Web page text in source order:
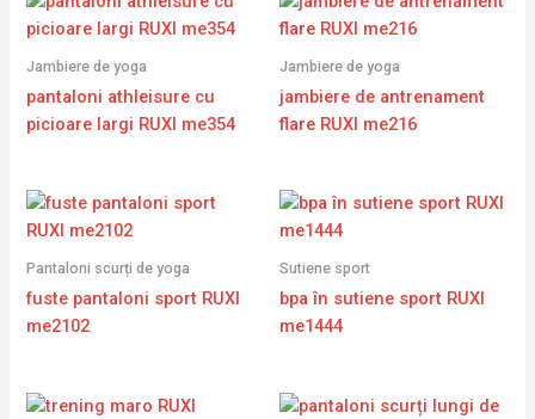
Jambiere de yoga
pantaloni athleisure cu
picioare largi RUXI me354
Jambiere de yoga
jambiere de antrenament
flare RUXI me216
Pantaloni scurți de yoga
fuste pantaloni sport RUXI
me2102
Sutiene sport
bpa în sutiene sport RUXI
me1444